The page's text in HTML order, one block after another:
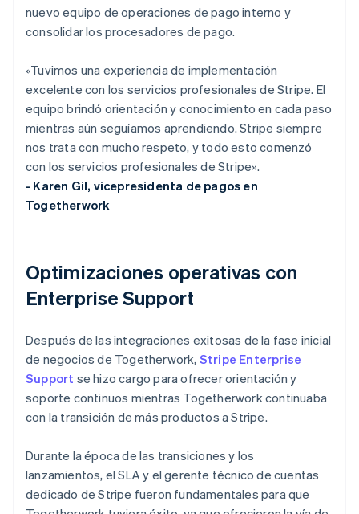
nuevo equipo de operaciones de pago interno y
consolidar los procesadores de pago.
«Tuvimos una experiencia de implementación
excelente con los servicios profesionales de Stripe. El
equipo brindó orientación y conocimiento en cada paso
mientras aún seguíamos aprendiendo. Stripe siempre
nos trata con mucho respeto, y todo esto comenzó
con los servicios profesionales de Stripe».
- Karen Gil, vicepresidenta de pagos en
Togetherwork
Optimizaciones operativas con
Enterprise Support
Después de las integraciones exitosas de la fase inicial
de negocios de Togetherwork, Stripe Enterprise
Support se hizo cargo para ofrecer orientación y
soporte continuos mientras Togetherwork continuaba
con la transición de más productos a Stripe.
Durante la época de las transiciones y los
lanzamientos, el SLA y el gerente técnico de cuentas
dedicado de Stripe fueron fundamentales para que